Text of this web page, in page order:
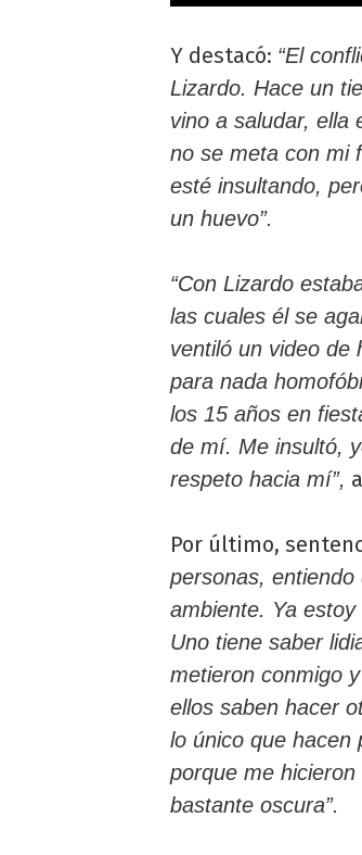
Y destacó: “El
Lizardo. Hace un
vino a saludar, ella
no se meta con mi
esté insultando,
un huevo”.
“Con Lizardo
las cuales él se
ventiló un video de
para nada
los 15 años en
de mí. Me insultó,
respeto hacia mí”,
Por último,
personas,
ambiente. Ya
Uno tiene saber
metieron conmigo
ellos saben hacer
lo único que hacen
porque me
bastante oscura”.